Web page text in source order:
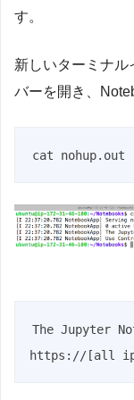
す。
新しいターミナ
バーを開き、
cat nohup.out
The Jupyter
https://[all ip